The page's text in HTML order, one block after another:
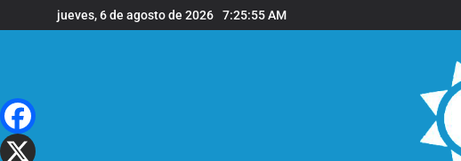
al
jueves, 6 de agosto de 2026 7:25:56 AM